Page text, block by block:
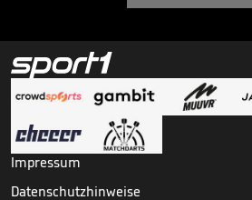
Impressum
Datenschutzhinweise